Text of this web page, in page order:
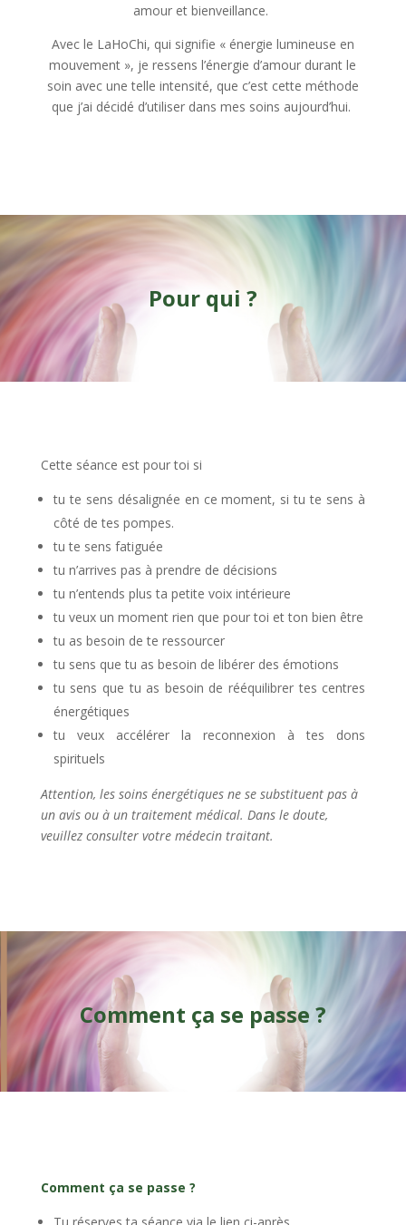
amour et bienveillance.
Avec le LaHoChi, qui signifie « énergie lumineuse en
mouvement », je ressens l’énergie d’amour durant le
soin avec une telle intensité, que c’est cette méthode
que j’ai décidé d’utiliser dans mes soins aujourd’hui.
Pour qui ?
Cette séance est pour toi si
tu te sens désalignée en ce moment, si tu te sens à
côté de tes pompes.
tu te sens fatiguée
tu n’arrives pas à prendre de décisions
tu n’entends plus ta petite voix intérieure
tu veux un moment rien que pour toi et ton bien être
tu as besoin de te ressourcer
tu sens que tu as besoin de libérer des émotions
tu sens que tu as besoin de rééquilibrer tes centres
énergétiques
tu veux accélérer la reconnexion à tes dons
spirituels
Attention, les soins énergétiques ne se substituent pas à
un avis ou à un traitement médical. Dans le doute,
veuillez consulter votre médecin traitant.
Comment ça se passe ?
Comment ça se passe ?